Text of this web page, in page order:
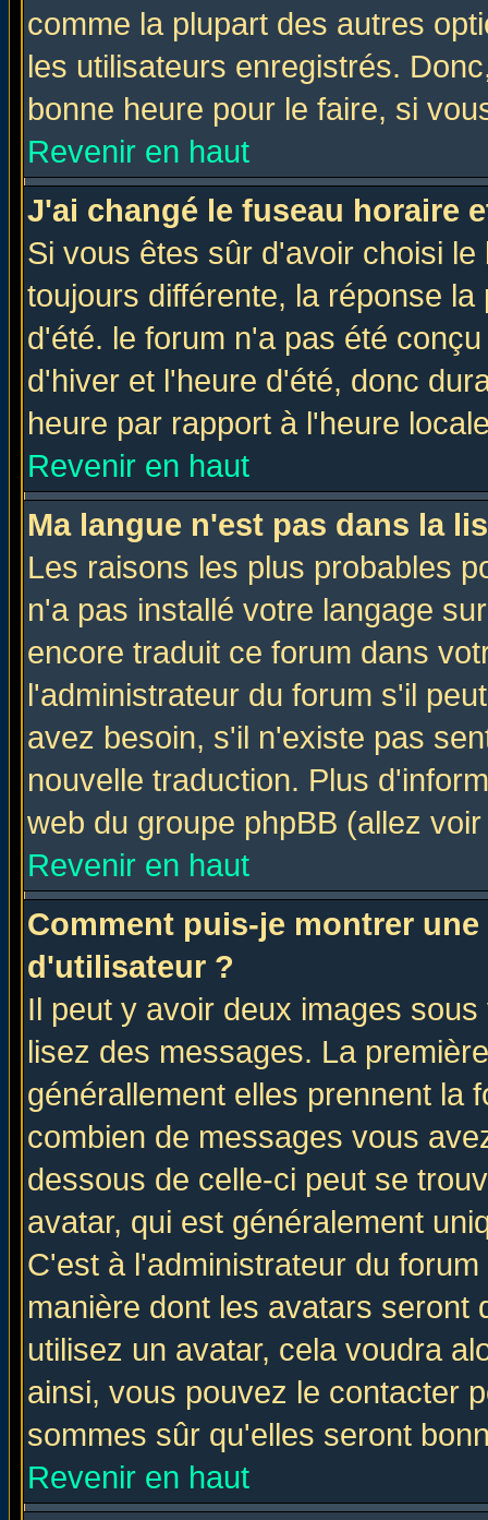
comme la plupart des autres
les utilisateurs enregistrés.
bonne heure pour le faire, si
Revenir en haut
J'ai changé le fuseau horaire
Si vous êtes sûr d'avoir choisi
toujours différente, la réponse
d'été. le forum n'a pas été
d'hiver et l'heure d'été, donc
heure par rapport à l'heure
Revenir en haut
Ma langue n'est pas dans la
Les raisons les plus probables
n'a pas installé votre langage
encore traduit ce forum dans
l'administrateur du forum s'il
avez besoin, s'il n'existe pas
nouvelle traduction. Plus
web du groupe phpBB (allez
Revenir en haut
Comment puis-je montrer
d'utilisateur ?
Il peut y avoir deux images
lisez des messages. La
générallement elles prennent la
combien de messages vous
dessous de celle-ci peut se
avatar, qui est généralement
C'est à l'administrateur du
manière dont les avatars seront
utilisez un avatar, cela voudra
ainsi, vous pouvez le contacter
sommes sûr qu'elles seront
Revenir en haut